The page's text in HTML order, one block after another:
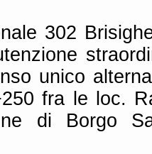
302
unico
fra le loc.
di Borgo